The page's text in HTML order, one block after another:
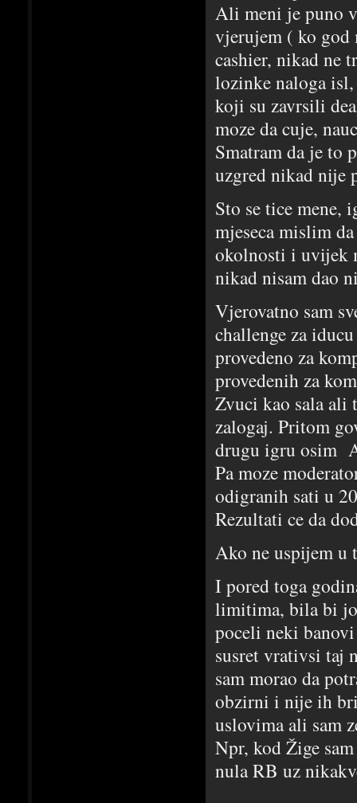
Ali meni je puno
vjerujem ( ko god
cashier, nikad ne
lozinke naloga
koji su zavrsili
moze da cuje,
Smatram da je to
uzgred nikad nije
Sto se tice mene,
mjeseca mislim
okolnosti i uvijek
nikad nisam dao
Vjerovatno sam
challenge za
provedeno za
provedenih za
Zvuci kao sala ali
zalogaj. Pritom
drugu igru osim
Pa moze
odigranih sati u
Rezultati ce da
Ako ne uspijem u
I pored toga
limitima, bila bi
poceli neki banovi
susret vrativsi taj
sam morao da
obzirni i nije ih
uslovima ali sam
Npr, kod Žige
nula RB uz